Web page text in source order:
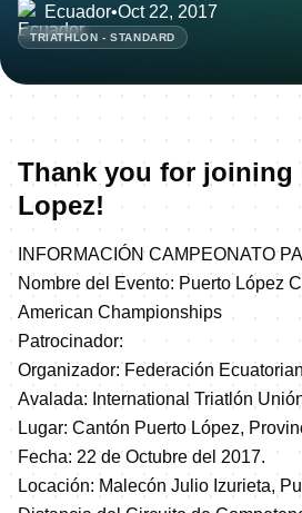
Ecuador•Oct 22, 2017
TRIATHLON - STANDARD
Thank you for joining
Lopez!
INFORMACIÓN CAMPEONATO
Nombre del Evento: Puerto López
American Championships
Patrocinador:
Organizador: Federación
Avalada: International Triatlón
Lugar: Cantón Puerto López,
Fecha: 22 de Octubre del 2017.
Locación: Malecón Julio Izurieta,